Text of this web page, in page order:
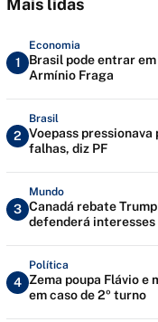
Mais lidas
1
Economia
Brasil pode entrar
Armínio Fraga
2
Brasil
Voepass
falhas, diz PF
3
Mundo
Canadá rebate
defenderá interesses
4
Política
Zema poupa Flávio e
em caso de 2º turno